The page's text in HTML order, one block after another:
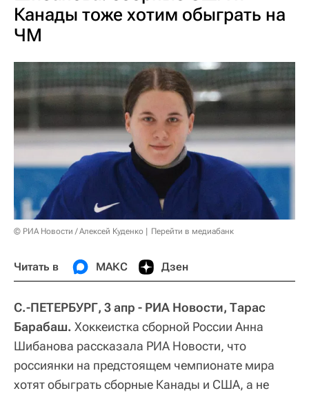
Канады тоже хотим обыграть на
ЧМ
© РИА Новости / Алексей Куденко Перейти в медиабанк
Читать в МАКС Дзен
С.-ПЕТЕРБУРГ, 3 апр - РИА Новости, Тарас
Барабаш. Хоккеистка сборной России Анна
Шибанова рассказала РИА Новости, что
россиянки на предстоящем чемпионате мира
хотят обыграть сборные Канады и США, а не